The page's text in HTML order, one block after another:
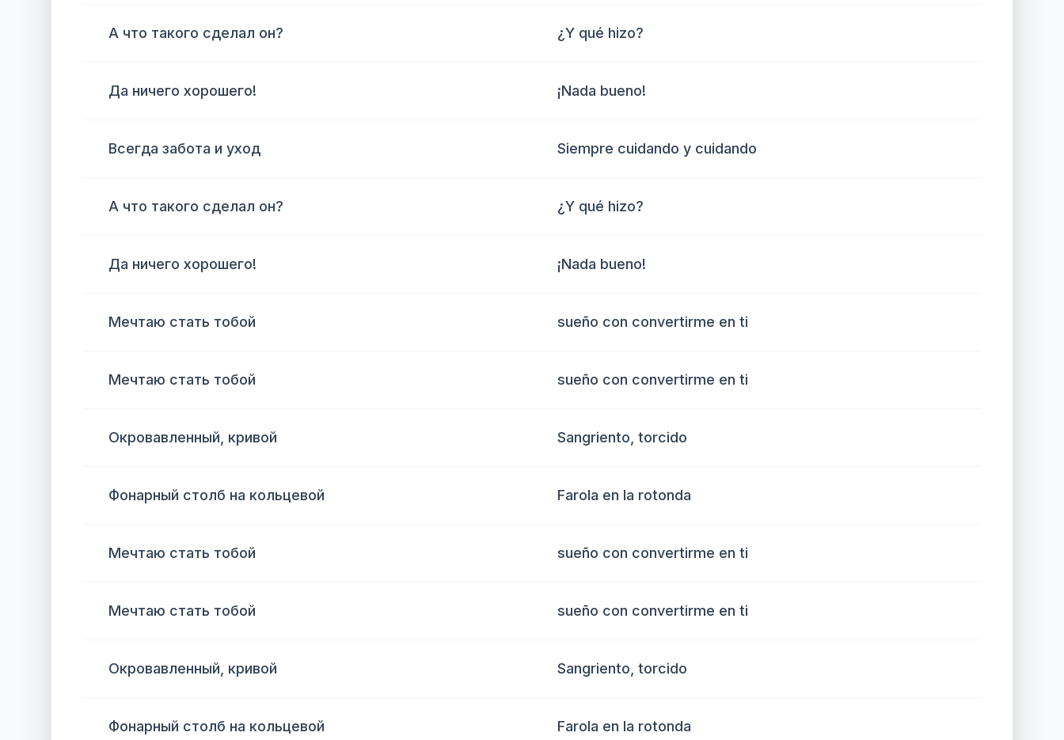
А что такого сделал он? ¿Y qué hizo?
Да ничего хорошего! ¡Nada bueno!
Всегда забота и уход Siempre cuidando y cuidando
А что такого сделал он? ¿Y qué hizo?
Да ничего хорошего! ¡Nada bueno!
Мечтаю стать тобой sueño con convertirme en ti
Мечтаю стать тобой sueño con convertirme en ti
Окровавленный, кривой Sangriento, torcido
Фонарный столб на кольцевой Farola en la rotonda
Мечтаю стать тобой sueño con convertirme en ti
Мечтаю стать тобой sueño con convertirme en ti
Окровавленный, кривой Sangriento, torcido
Фонарный столб на кольцевой Farola en la rotonda